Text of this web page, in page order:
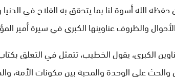
حفظه الله أسوة لنا بما يتحقق به الفلاح في
والظروف عناوينها الكبرى في سيرة أمير
الكبرى، يقول الخطيب، تتمثل في التعلق
والحث على الوحدة والمحبة بين مكونات